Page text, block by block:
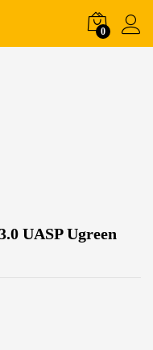
0
UASP Ugreen